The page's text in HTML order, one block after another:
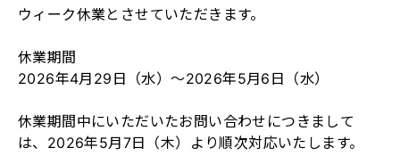
ウィーク休業とさせていただきます。
休業期間
2026年4月29日（水）～2026年5月6日（水）
休業期間中にいただいたお問い合わせにつきまして
は、2026年5月7日（木）より順次対応いたします。